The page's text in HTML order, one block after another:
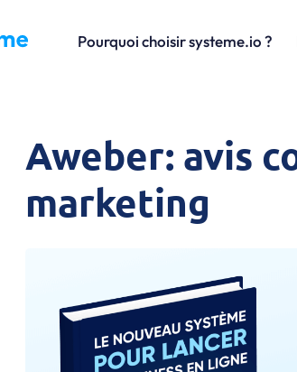
Pourquoi choisir systeme.io ?
Aweber: avis
marketing